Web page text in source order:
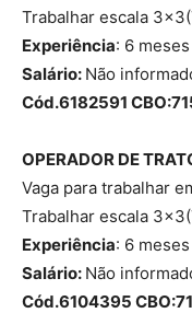
Trabalhar escala
Experiência: 6
Salário: Não
Cód.6182591
OPERADOR DE
Vaga para trabalhar
Trabalhar escala
Experiência: 6
Salário: Não
Cód.6104395